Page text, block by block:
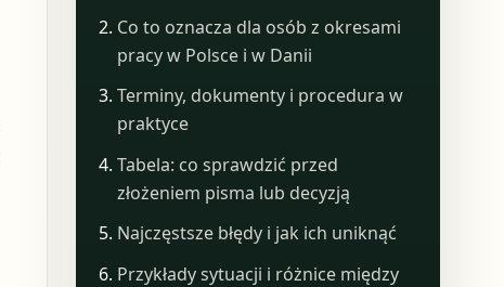
Co to oznacza dla osób z okresami
pracy w Polsce i w Danii
Terminy, dokumenty i procedura w
praktyce
Tabela: co sprawdzić przed
złożeniem pisma lub decyzją
Najczęstsze błędy i jak ich uniknąć
Przykłady sytuacji i różnice między